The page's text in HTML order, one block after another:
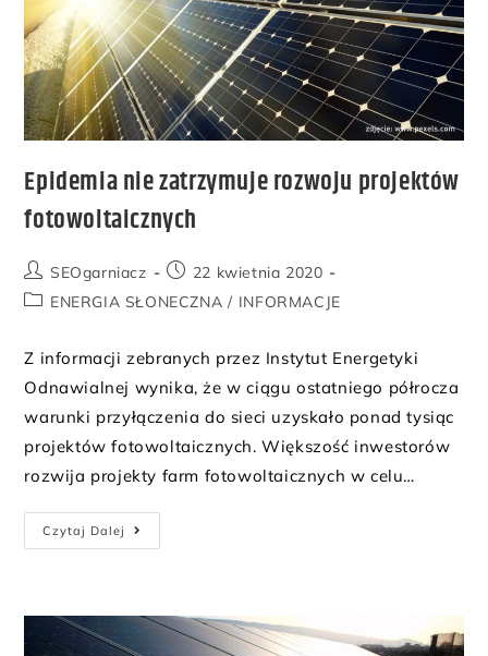
Epidemia nie zatrzymuje rozwoju projektów
fotowoltaicznych
SEOgarniacz
22 kwietnia 2020
ENERGIA SŁONECZNA / INFORMACJE
Z informacji zebranych przez Instytut Energetyki
Odnawialnej wynika, że w ciągu ostatniego półrocza
warunki przyłączenia do sieci uzyskało ponad tysiąc
projektów fotowoltaicznych. Większość inwestorów
rozwija projekty farm fotowoltaicznych w celu…
Czytaj Dalej